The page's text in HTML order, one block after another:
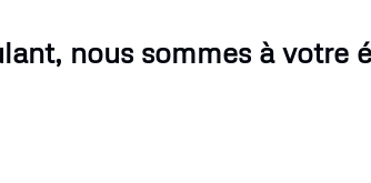
nous sommes à votre